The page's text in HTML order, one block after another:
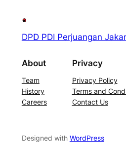
DPD PDI Perjuangan
About
Team
History
Careers
Privacy
Privacy Policy
Terms and
Contact Us
Designed with WordPress